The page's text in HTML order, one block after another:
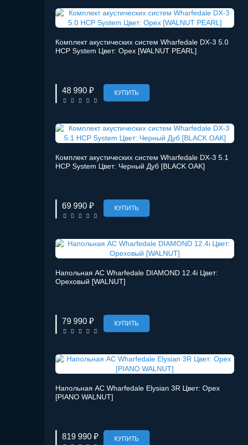
Комплект акустических систем Wharfedale DX-3 5.0
HCP System Цвет: Орех [WALNUT PEARL]
48 990 ₽ КУПИТЬ
Комплект акустических систем Wharfedale DX-3 5.1
HCP System Цвет: Черный Дуб [BLACK OAK]
69 990 ₽ КУПИТЬ
Напольная АС Wharfedale DIAMOND 12.4i Цвет:
Ореховый [WALNUT]
79 990 ₽ КУПИТЬ
Напольная АС Wharfedale Elysian 3R Цвет: Орех
[PIANO WALNUT]
819 990 ₽ КУПИТЬ